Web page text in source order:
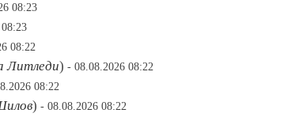
08:23
08:22
Литледи) - 08.08.2026 08:22
08:22
) - 08.08.2026 08:22